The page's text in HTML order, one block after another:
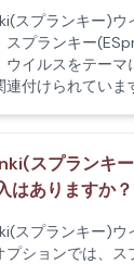
スプランキー)ウ
スプランキー
ウイルスをテーマ
付けられていま
スプランキ
はありますか？
スプランキー)ウ
プションでは、ス